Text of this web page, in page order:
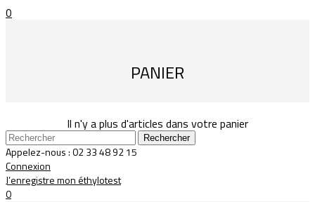
0
PANIER
Il n'y a plus d'articles dans votre panier
Rechercher
Appelez-nous :02 33 48 92 15
Connexion
J’enregistre mon éthylotest
0